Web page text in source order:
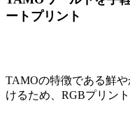
ートプリント
TAMOの特徴である鮮
けるため、RGBプリン